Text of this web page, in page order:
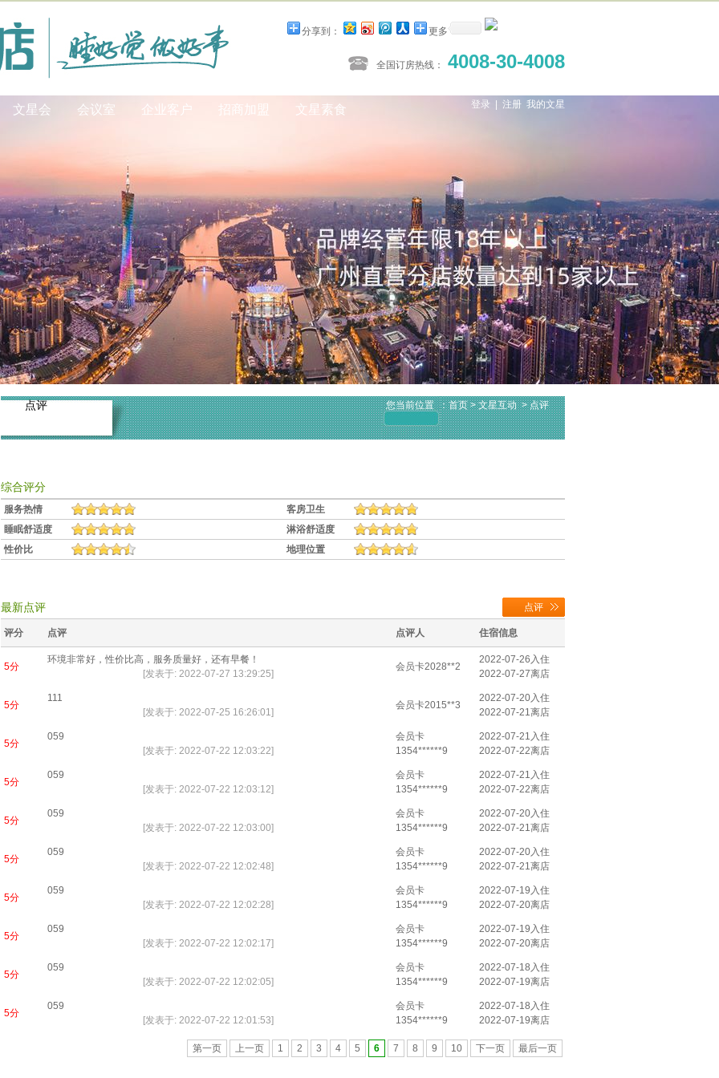
分享到： 更多
全国订房热线： 4008-30-4008
文星会 会议室 企业客户 招商加盟 文星素食 登录 | 注册 我的文星
您当前位置 ：首页> 文星互动 > 点评
点评
综合评分
服务热情
客房卫生
睡眠舒适度
淋浴舒适度
性价比
地理位置
最新点评 点评
评分 点评 点评人 住宿信息
5分
环境非常好，性价比高，服务质量好，还有早餐！
[发表于: 2022-07-27 13:29:25]
会员卡2028**2
2022-07-26入住
2022-07-27离店
5分
111
[发表于: 2022-07-25 16:26:01]
会员卡2015**3
2022-07-20入住
2022-07-21离店
5分
059
[发表于: 2022-07-22 12:03:22]
会员卡
1354******9
2022-07-21入住
2022-07-22离店
5分
059
[发表于: 2022-07-22 12:03:12]
会员卡
1354******9
2022-07-21入住
2022-07-22离店
5分
059
[发表于: 2022-07-22 12:03:00]
会员卡
1354******9
2022-07-20入住
2022-07-21离店
5分
059
[发表于: 2022-07-22 12:02:48]
会员卡
1354******9
2022-07-20入住
2022-07-21离店
5分
059
[发表于: 2022-07-22 12:02:28]
会员卡
1354******9
2022-07-19入住
2022-07-20离店
5分
059
[发表于: 2022-07-22 12:02:17]
会员卡
1354******9
2022-07-19入住
2022-07-20离店
5分
059
[发表于: 2022-07-22 12:02:05]
会员卡
1354******9
2022-07-18入住
2022-07-19离店
5分
059
[发表于: 2022-07-22 12:01:53]
会员卡
1354******9
2022-07-18入住
2022-07-19离店
第一页 上一页 1 2 3 4 5 6 7 8 9 10 下一页 最后一页